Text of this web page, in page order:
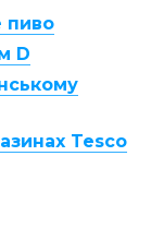
пиво
D
Tesco